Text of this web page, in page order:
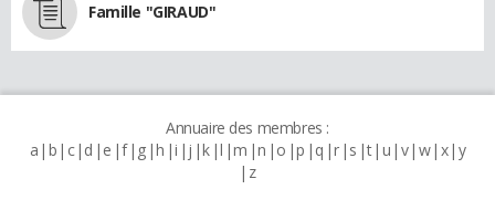
Famille "GIRAUD"
Annuaire des membres :
a b c d e f g h i j k l m n o p q r s t u v w x y
z